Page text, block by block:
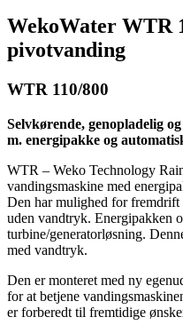
WekoWater WTR
pivotvanding
WTR 110/800
Selvkørende, genopladelig
m. energipakke og
WTR – Weko Technology
vandingsmaskine med
Den har mulighed for fremdrift
uden vandtryk. Energipakken
turbine/generatorløsning.
med vandtryk.
Den er monteret med ny
for at betjene
er forberedt til fremtidige